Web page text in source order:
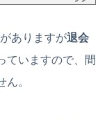
ありますが退会
ていますので、間
。